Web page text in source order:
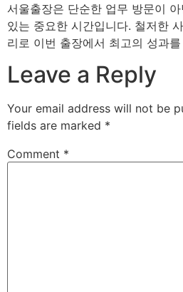
서울출장은 단순한 업무 방문이
있는 중요한 시간입니다. 철저한
리로 이번 출장에서 최고의 성과
Leave a Reply
Your email address will not be
fields are marked *
Comment *